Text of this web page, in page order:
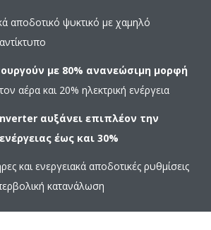
αποδοτικό ψυκτικό με χαμηλό
με 80% ανανεώσιμη μορφή
αέρα και 20% ηλεκτρική ενέργεια
αυξάνει επιπλέον την
έως και 30%
και ενεργειακά αποδοτικές ρυθμίσεις
κατανάλωση